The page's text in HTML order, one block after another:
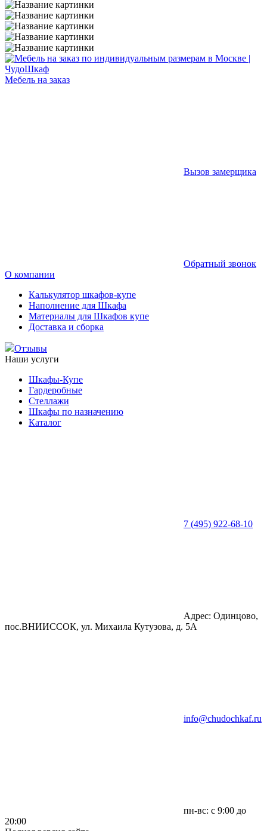
Мебель на заказ
Вызов замерщика
Обратный звонок
О компании
Калькулятор шкафов-купе
Наполнение для Шкафа
Материалы для Шкафов купе
Доставка и сборка
Отзывы
Наши услуги
Шкафы-Купе
Гардеробные
Стеллажи
Шкафы по назначению
Каталог
7 (495) 922-68-10
Адрес: Одинцово,
пос.ВНИИССОК, ул. Михаила Кутузова, д. 5А
info@chudochkaf.ru
пн-вс: с 9:00 до
20:00